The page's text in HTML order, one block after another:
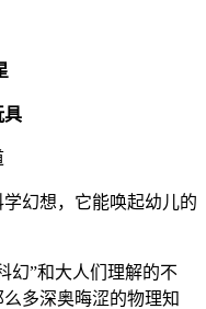
幻想，它能唤起幼儿的
幻”和大人们理解的不
多深奥晦涩的物理知